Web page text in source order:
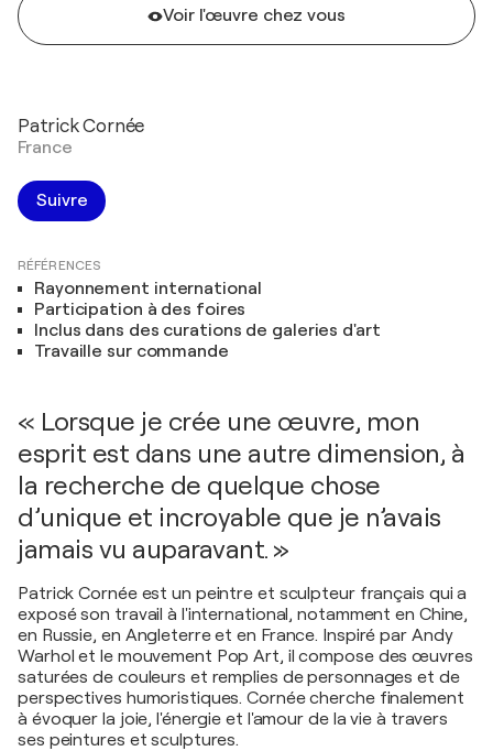
Voir l'œuvre chez vous
Patrick Cornée
France
Suivre
RÉFÉRENCES
Rayonnement international
Participation à des foires
Inclus dans des curations de galeries d'art
Travaille sur commande
« Lorsque je crée une œuvre, mon
esprit est dans une autre dimension, à
la recherche de quelque chose
d’unique et incroyable que je n’avais
jamais vu auparavant. »
Patrick Cornée est un peintre et sculpteur français qui a
exposé son travail à l'international, notamment en Chine,
en Russie, en Angleterre et en France. Inspiré par Andy
Warhol et le mouvement Pop Art, il compose des œuvres
saturées de couleurs et remplies de personnages et de
perspectives humoristiques. Cornée cherche finalement
à évoquer la joie, l'énergie et l'amour de la vie à travers
ses peintures et sculptures.